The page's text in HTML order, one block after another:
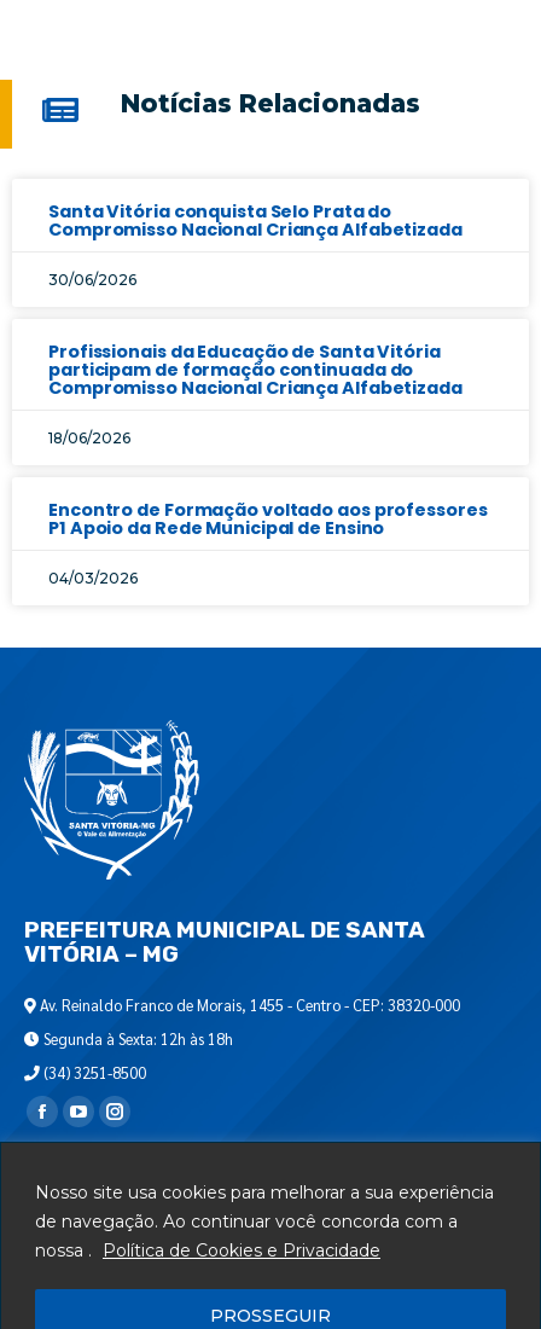
Nosso site usa cookies para melhorar a sua experiência
de navegação. Ao continuar você concorda com a
nossa .
Política de Cookies e Privacidade
PROSSEGUIR
Notícias Relacionadas
Santa Vitória conquista Selo Prata do
Compromisso Nacional Criança Alfabetizada
30/06/2026
Profissionais da Educação de Santa Vitória
participam de formação continuada do
Compromisso Nacional Criança Alfabetizada
18/06/2026
Encontro de Formação voltado aos professores
P1 Apoio da Rede Municipal de Ensino
04/03/2026
PREFEITURA MUNICIPAL DE SANTA
VITÓRIA – MG
Av. Reinaldo Franco de Morais, 1455 - Centro - CEP: 38320-000
Segunda à Sexta: 12h às 18h
(34) 3251-8500
Encontre-nos em:
Departamento de T.I.
Serviços